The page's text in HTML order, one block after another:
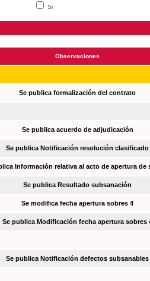
Si
Observaciones
Se publica formalización del contrato
Se publica acuerdo de adjudicación
Se publica Notificación resolución clasificado
Información relativa al acto de apertura de
Se publica Resultado subsanación
Se modifica fecha apertura sobres 4
Se publica Modificación fecha apertura sobres
Se publica Notificación defectos subsanables